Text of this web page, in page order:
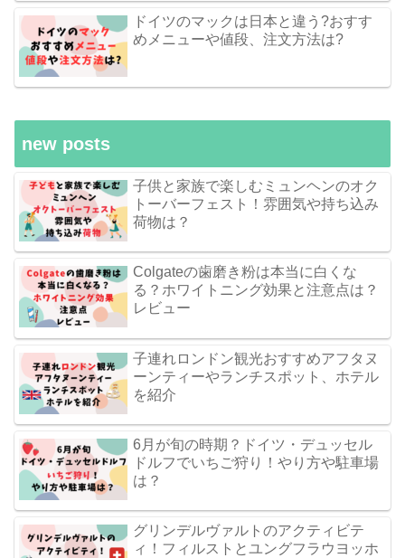
ドイツのマックは日本と違う?おすす
めメニューや値段、注文方法は?
new posts
子供と家族で楽しむミュンヘンのオク
トーバーフェスト！雰囲気や持ち込み
荷物は？
Colgateの歯磨き粉は本当に白くな
る？ホワイトニング効果と注意点は？
レビュー
子連れロンドン観光おすすめアフタヌ
ーンティーやランチスポット、ホテル
を紹介
6月が旬の時期？ドイツ・デュッセル
ドルフでいちご狩り！やり方や駐車場
は？
グリンデルヴァルトのアクティビテ
ィ！フィルストとユングフラウヨッホ